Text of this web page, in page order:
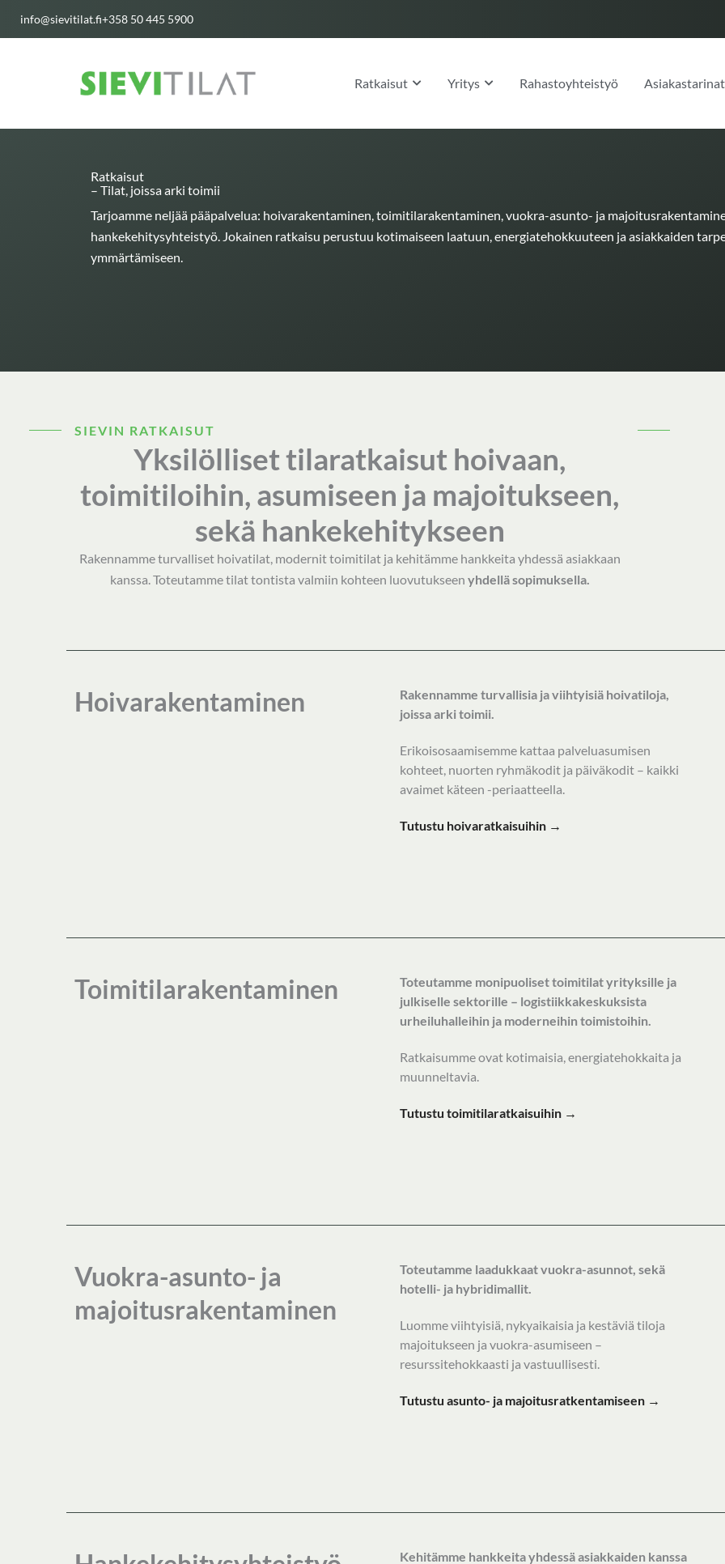
sisältöön
info@sievitilat.fi+358 50 445 5900
Ratkaisut OPEN RATKAISUT
Yritys OPEN YRITYS
Rahastoyhteistyö Asiakastarinat
Ratkaisut
– Tilat, joissa arki toimii
Tarjoamme neljää pääpalvelua: hoivarakentaminen, toimitilarakentaminen, vuokra-asunto- ja
hankekehitysyhteistyö. Jokainen ratkaisu perustuu kotimaiseen laatuun, energiatehokkuuteen ja asiakkaiden
ymmärtämiseen.
SIEVIN RATKAISUT
Yksilölliset tilaratkaisut hoivaan,
toimitiloihin, asumiseen ja majoitukseen,
sekä hankekehitykseen
Rakennamme turvalliset hoivatilat, modernit toimitilat ja kehitämme hankkeita yhdessä asiakkaan
kanssa. Toteutamme tilat tontista valmiin kohteen luovutukseen yhdellä sopimuksella.
Hoivarakentaminen
Rakennamme turvallisia ja viihtyisiä hoivatiloja,
joissa arki toimii.
Erikoisosaamisemme kattaa palveluasumisen
kohteet, nuorten ryhmäkodit ja päiväkodit – kaikki
avaimet käteen -periaatteella.
Tutustu hoivaratkaisuihin →
Toimitilarakentaminen
Toteutamme monipuoliset toimitilat yrityksille ja
julkiselle sektorille – logistiikkakeskuksista
urheiluhalleihin ja moderneihin toimistoihin.
Ratkaisumme ovat kotimaisia, energiatehokkaita ja
muunneltavia.
Tutustu toimitilaratkaisuihin →
Vuokra-asunto- ja
majoitusrakentaminen
Toteutamme laadukkaat vuokra-asunnot, sekä
hotelli- ja hybridimallit.
Luomme viihtyisiä, nykyaikaisia ja kestäviä tiloja
majoitukseen ja vuokra-asumiseen –
resurssitehokkaasti ja vastuullisesti.
Tutustu asunto- ja majoitusratkentamiseen →
Kehitämme hankkeita yhdessä asiakkaiden kanssa